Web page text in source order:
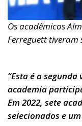
Os acadêmicos
Ferreguett tiveram
“Esta é a
academia
Em 2022, sete
selecionados e